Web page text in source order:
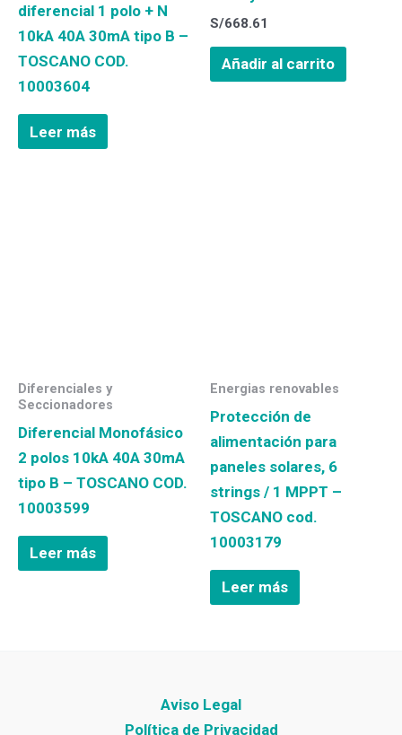
diferencial 1 polo + N
10kA 40A 30mA tipo B –
TOSCANO COD.
10003604
Leer más
S/668.61
Añadir al carrito
Diferenciales y
Seccionadores
Diferencial Monofásico
2 polos 10kA 40A 30mA
tipo B – TOSCANO COD.
10003599
Leer más
Energias renovables
Protección de
alimentación para
paneles solares, 6
strings / 1 MPPT –
TOSCANO cod.
10003179
Leer más
Aviso Legal
Política de Privacidad